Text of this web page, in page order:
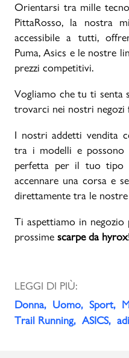
Orientarsi tra mille
PittaRosso, la nostra
accessibile a tutti,
Puma, Asics e le nostre
prezzi competitivi.
Vogliamo che tu ti senta
trovarci nei nostri negozi
I nostri addetti vendita
tra i modelli e possono
perfetta per il tuo tipo
accennare una corsa e
direttamente tra le
Ti aspettiamo in
prossime scarpe da hyrox!
LEGGI DI PIÙ:
Donna
Uomo Sport
Trail Running
ASICS